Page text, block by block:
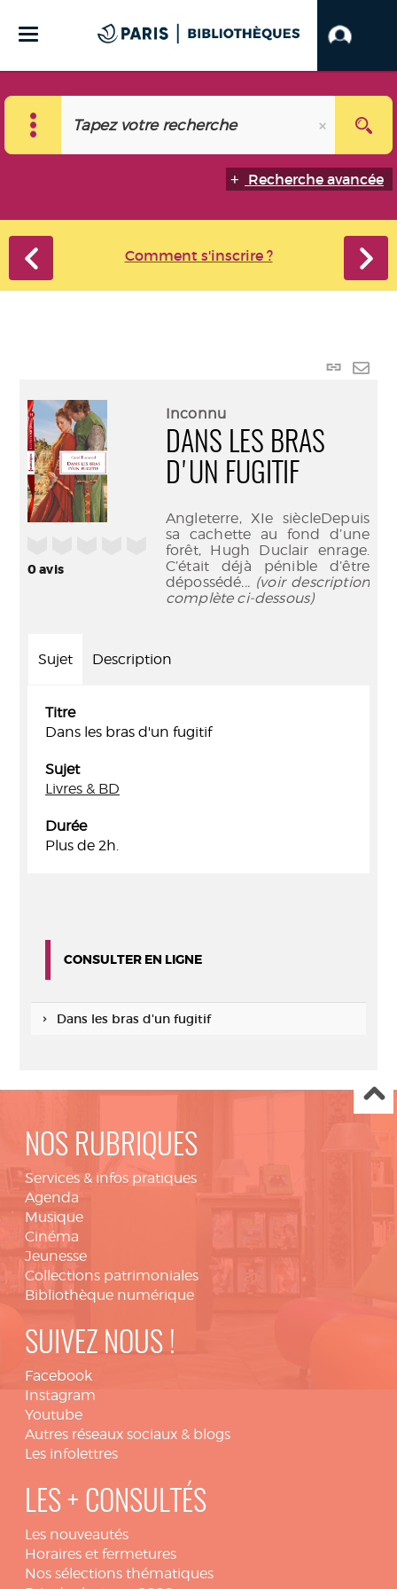
Recherche avancée
Comment s'inscrire ?
Lien
0avis
Inconnu
DANS LES BRAS
D'UN FUGITIF
Angleterre, XIe siècleDepuis
sa cachette au fond d’une
forêt, Hugh Duclair enrage.
C’était déjà pénible d’être
dépossédé... (voir description
complète ci-dessous)
Sujet Description
Titre
Dans les bras d'un fugitif
Sujet
Livres & BD
Durée
Plus de 2h.
CONSULTER EN LIGNE
Dans les bras d'un fugitif
NOS RUBRIQUES
Services & infos pratiques
Agenda
Musique
Cinéma
Jeunesse
Collections patrimoniales
Bibliothèque numérique
SUIVEZ NOUS !
Facebook
Instagram
Youtube
Autres réseaux sociaux & blogs
Les infolettres
LES + CONSULTÉS
Les nouveautés
Horaires et fermetures
Nos sélections thématiques